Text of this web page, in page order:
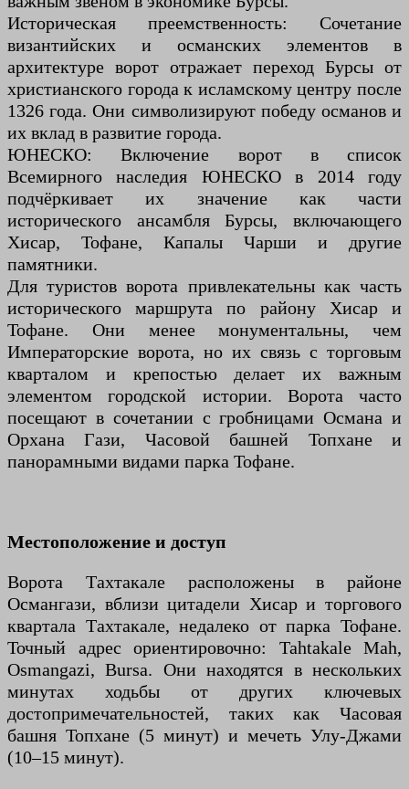
Историческая преемственность: Сочетание
византийских и османских элементов в
архитектуре ворот отражает переход Бурсы от
христианского города к исламскому центру после
1326 года. Они символизируют победу османов и
их вклад в развитие города.
ЮНЕСКО: Включение ворот в список
Всемирного наследия ЮНЕСКО в 2014 году
подчёркивает их значение как части
исторического ансамбля Бурсы, включающего
Хисар, Тофане, Капалы Чарши и другие
памятники.
Для туристов ворота привлекательны как часть
исторического маршрута по району Хисар и
Тофане. Они менее монументальны, чем
Императорские ворота, но их связь с торговым
кварталом и крепостью делает их важным
элементом городской истории. Ворота часто
посещают в сочетании с гробницами Османа и
Орхана Гази, Часовой башней Топхане и
панорамными видами парка Тофане.
Местоположение и доступ
Ворота Тахтакале расположены в районе
Османгази, вблизи цитадели Хисар и торгового
квартала Тахтакале, недалеко от парка Тофане.
Точный адрес ориентировочно: Tahtakale Mah,
Osmangazi, Bursa. Они находятся в нескольких
минутах ходьбы от других ключевых
достопримечательностей, таких как Часовая
башня Топхане (5 минут) и мечеть Улу-Джами
(10–15 минут).